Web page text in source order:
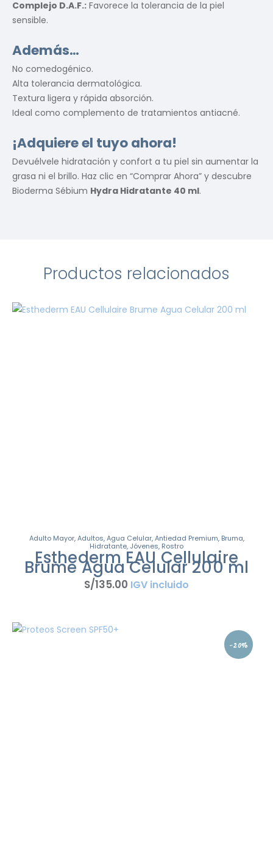
Complejo D.A.F.: Favorece la tolerancia de la piel
sensible.
Además…
No comedogénico.
Alta tolerancia dermatológica.
Textura ligera y rápida absorción.
Ideal como complemento de tratamientos antiacné.
¡Adquiere el tuyo ahora!
Devuélvele hidratación y confort a tu piel sin aumentar la
grasa ni el brillo. Haz clic en “Comprar Ahora” y descubre
Bioderma Sébium Hydra Hidratante 40 ml.
Productos relacionados
Adulto Mayor,Adultos,Agua Celular,Antiedad Premium, Bruma,
Hidratante, Jóvenes, Rostro
Esthederm EAU Cellulaire
Brume Agua Celular 200 ml
S/135.00 IGV incluido
-20%